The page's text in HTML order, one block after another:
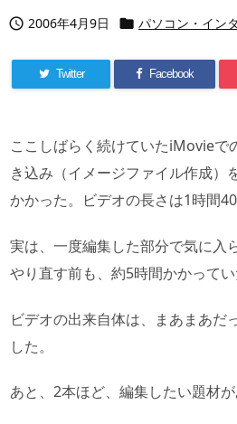
 2006年4月9日  パソコン・イン
Twitter Facebook
ここしばらく続けていたiMovieで
き込み（イメージファイル作成）
かかった。ビデオの長さは1時間
実は、一度編集した部分で気に入
やり直す前も、約5時間かかって
ビデオの出来自体は、まあまあ
した。
あと、2本ほど、編集したい題材